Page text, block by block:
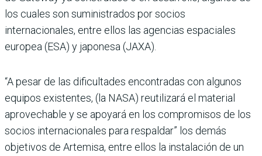
los cuales son suministrados por socios
internacionales, entre ellos las agencias espaciales
europea (ESA) y japonesa (JAXA).
“A pesar de las dificultades encontradas con algunos
equipos existentes, (la NASA) reutilizará el material
aprovechable y se apoyará en los compromisos de los
socios internacionales para respaldar” los demás
objetivos de Artemisa, entre ellos la instalación de un